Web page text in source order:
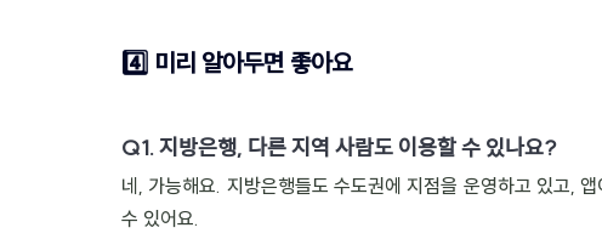
4️⃣ 미리 알아두면 좋아요
Q1. 지방은행, 다른 지역 사람도 이용할 수 있나요?
네, 가능해요. 지방은행들도 수도권에 지점을 운영하고 있고,
수 있어요.